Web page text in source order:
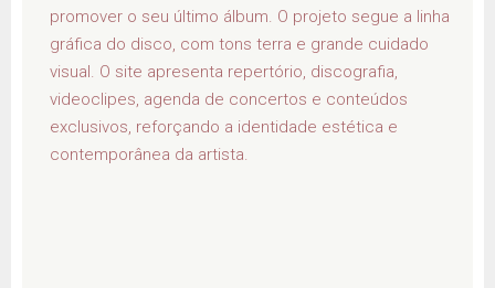
promover o seu último álbum. O projeto segue a linha
gráfica do disco, com tons terra e grande cuidado
visual. O site apresenta repertório, discografia,
videoclipes, agenda de concertos e conteúdos
exclusivos, reforçando a identidade estética e
contemporânea da artista.